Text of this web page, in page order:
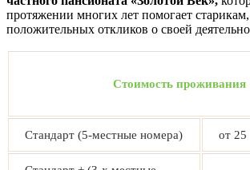
протяжении многих лет помогает
положительных откликов о своей
Стоимость проживания
Стандарт (5-местные номера) от 25